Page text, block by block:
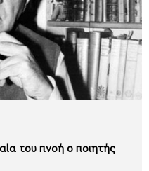
του πνοή ο ποιητής